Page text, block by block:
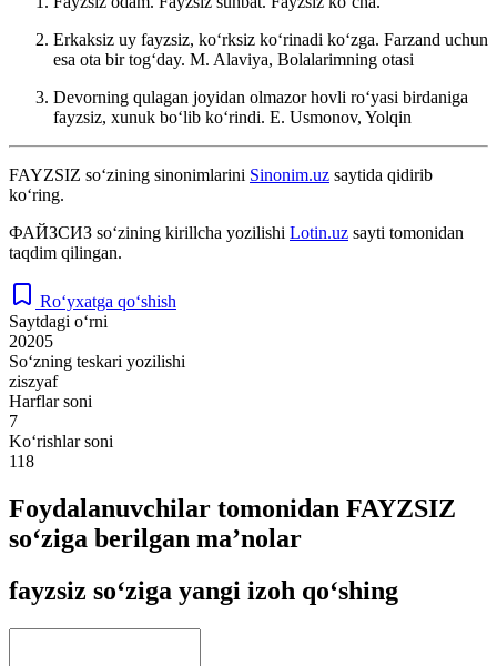
Erkaksiz uy fayzsiz, koʻrksiz koʻrinadi koʻzga. Farzand uchun
esa ota bir togʻday. M. Alaviya, Bolalarimning otasi
Devorning qulagan joyidan olmazor hovli roʻyasi birdaniga
fayzsiz, xunuk boʻlib koʻrindi. E. Usmonov, Yolqin
FAYZSIZ so‘zining sinonimlarini Sinonim.uz saytida qidirib
ko‘ring.
ФАЙЗСИЗ so‘zining kirillcha yozilishi Lotin.uz sayti tomonidan
taqdim qilingan.
Ro‘yxatga qo‘shish
Saytdagi o‘rni
20205
So‘zning teskari yozilishi
ziszyaf
Harflar soni
7
Ko‘rishlar soni
118
Foydalanuvchilar tomonidan FAYZSIZ
so‘ziga berilgan ma’nolar
fayzsiz so‘ziga yangi izoh qo‘shing